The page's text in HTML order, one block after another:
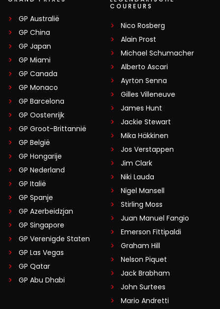
GP Australië
GP China
GP Japan
GP Miami
GP Canada
GP Monaco
GP Barcelona
GP Oostenrijk
GP Groot-Brittannië
GP België
GP Hongarije
GP Nederland
GP Italië
GP Spanje
GP Azerbeidzjan
GP Singapore
GP Verenigde Staten
GP Las Vegas
GP Qatar
GP Abu Dhabi
COUREURS
Nico Rosberg
Alain Prost
Michael Schumacher
Alberto Ascari
Ayrton Senna
Gilles Villeneuve
James Hunt
Jackie Stewart
Mika Häkkinen
Jos Verstappen
Jim Clark
Niki Lauda
Nigel Mansell
Stirling Moss
Juan Manuel Fangio
Emerson Fittipaldi
Graham Hill
Nelson Piquet
Jack Brabham
John Surtees
Mario Andretti